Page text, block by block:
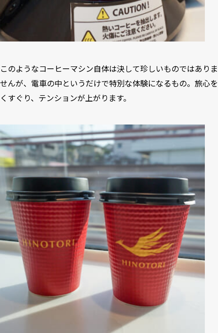
このようなコーヒーマシン自体は決して珍しいものではありま
せんが、電車の中というだけで特別な体験になるもの。旅心を
くすぐり、テンションが上がります。